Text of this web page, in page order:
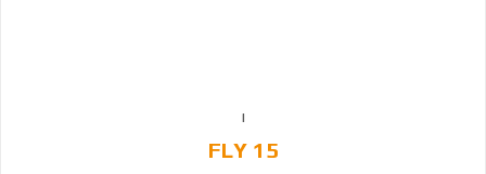
FLY 15